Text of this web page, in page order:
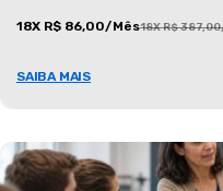
18X R$ 86,00/Mês18X R$ 387,00/
SAIBA MAIS